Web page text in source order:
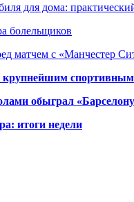
для дома:
болельщиков
матчем с «Манчестер
крупнейшим
обыграл
итоги недели